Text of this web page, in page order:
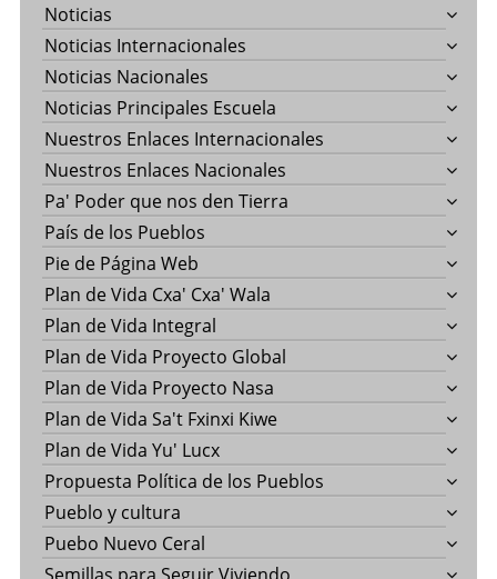
Noticias
Noticias Internacionales
Noticias Nacionales
Noticias Principales Escuela
Nuestros Enlaces Internacionales
Nuestros Enlaces Nacionales
Pa' Poder que nos den Tierra
País de los Pueblos
Pie de Página Web
Plan de Vida Cxa' Cxa' Wala
Plan de Vida Integral
Plan de Vida Proyecto Global
Plan de Vida Proyecto Nasa
Plan de Vida Sa't Fxinxi Kiwe
Plan de Vida Yu' Lucx
Propuesta Política de los Pueblos
Pueblo y cultura
Puebo Nuevo Ceral
Semillas para Seguir Viviendo